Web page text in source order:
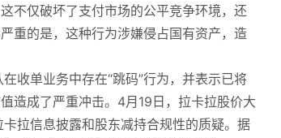
不仅破坏了支付市场的公平竞争环境，还
重的是，这种行为涉嫌侵占国有资产，造
收单业务中存在“跳码”行为，并表示已将
造成了严重冲击。4月19日，拉卡拉股价大
拉信息披露和股东减持合规性的质疑。据